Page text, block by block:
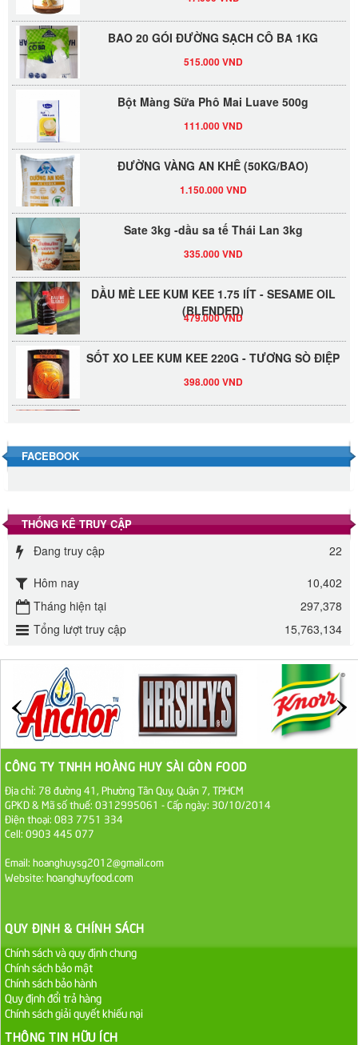
BAO 20 GÓI ĐƯỜNG SẠCH CÔ BA 1KG
515.000 VND
Bột Màng Sữa Phô Mai Luave 500g
111.000 VND
ĐƯỜNG VÀNG AN KHÊ (50KG/BAO)
1.150.000 VND
Sate 3kg -dầu sa tế Thái Lan 3kg
335.000 VND
DẦU MÈ LEE KUM KEE 1.75 lÍT - SESAME OIL
(BLENDED)
479.000 VND
SỐT XO LEE KUM KEE 220G - TƯƠNG SÒ ĐIỆP
398.000 VND
Đường mía thiên nhiên Biên Hòa gói 1kg
ĐƯỜNG SẠCH CÔ BA BIÊN HÒA 1KG
27.000 VND
Đường cát trắng An Khê bao 50kg
1.100.000 VND
Sa Tế Tôm Cholimex PET Hũ 450g
Ớt Sa Tế Cholimex Hũ Thuỷ Tinh 150g
Nước tương cholimex 4,9L
75.000 VND
FACEBOOK
THỐNG KÊ TRUY CẬP
Đang truy cập
22
Hôm nay
10,402
Tháng hiện tại
297,378
Tổng lượt truy cập
15,763,134
CÔNG TY TNHH HOÀNG HUY SÀI GÒN FOOD
Địa chỉ: 78 đường 41, Phường Tân Quy, Quận 7, TP.HCM
GPKD & Mã số thuế: 0312995061 - Cấp ngày: 30/10/2014
Điện thoại: 083 7751 334
Cell: 0903 445 077
Email: hoanghuysg2012@gmail.com
Website: hoanghuyfood.com
QUY ĐỊNH & CHÍNH SÁCH
Chính sách và quy định chung
Chính sách bảo mật
Chính sách bảo hành
Quy định đổi trả hàng
Chính sách giải quyết khiếu nại
THÔNG TIN HỮU ÍCH